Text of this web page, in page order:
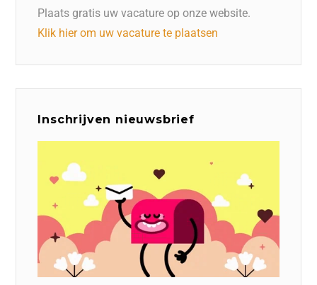
Plaats gratis uw vacature op onze website.
Klik hier om uw vacature te plaatsen
Inschrijven nieuwsbrief